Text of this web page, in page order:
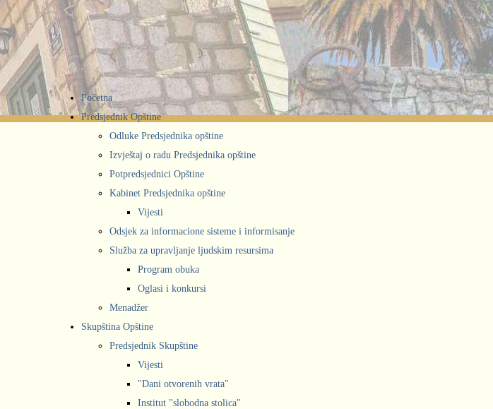
Početna
Predsjednik Opštine
Odluke Predsjednika opštine
Izvještaj o radu Predsjednika opštine
Potpredsjednici Opštine
Kabinet Predsjednika opštine
Vijesti
Odsjek za informacione sisteme i informisanje
Služba za upravljanje ljudskim resursima
Program obuka
Oglasi i konkursi
Menadžer
Skupština Opštine
Predsjednik Skupštine
Vijesti
"Dani otvorenih vrata"
Institut "slobodna stolica"